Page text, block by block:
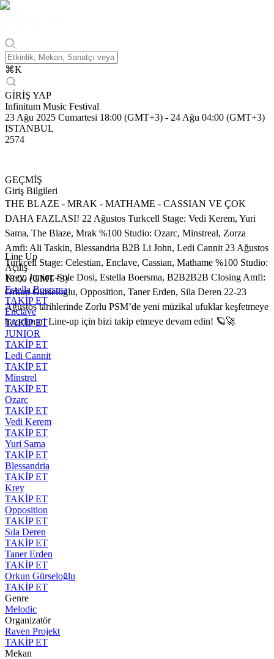
⌘K
GİRİŞ YAP
Infinitum Music Festival
23 Ağu 2025 Cumartesi 18:00 (GMT+3) - 24 Ağu 04:00 (GMT+3)
ISTANBUL
2574
GEÇMİŞ
Giriş Bilgileri
THE BLAZE - MRAK - MATHAME - CASSIAN VE ÇOK
DAHA FAZLASI! 22 Ağustos Turkcell Stage: Vedi Kerem, Yuri
Sama, The Blaze, Mrak %100 Studio: Ozarc, Minstreal, Zorza
Amfi: Ali Taskin, Blessandria B2B Li John, Ledi Cannit 23 Ağustos
Turkcell Stage: Celestian, Enclave, Cassian, Mathame %100 Studio:
Krey, Junior, Sole Dosi, Estella Boersma, B2B2B2B Closing Amfi:
Orkun Gurseloglu, Opposition, Taner Erden, Sila Deren 22-23
Ağustos tarihlerinde Zorlu PSM’de yeni müzikal ufuklar keşfetmeye
hazırlanın! Line-up için bizi takip etmeye devam edin! 🪐🚀
Line Up
Açılış
18:00 (GMT+3)
Estella Boersma
TAKİP ET
Enclave
TAKİP ET
JUNIOR
TAKİP ET
Ledi Cannit
TAKİP ET
Minstrel
TAKİP ET
Ozarc
TAKİP ET
Vedi Kerem
TAKİP ET
Yuri Sama
TAKİP ET
Blessandria
TAKİP ET
Krey
TAKİP ET
Opposition
TAKİP ET
Sıla Deren
TAKİP ET
Taner Erden
TAKİP ET
Orkun Gürseloğlu
TAKİP ET
Genre
Melodic
Organizatör
Raven Projekt
TAKİP ET
Mekan